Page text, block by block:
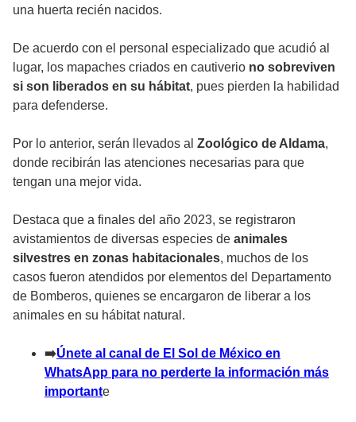
una huerta recién nacidos.
De acuerdo con el personal especializado que acudió al
lugar, los mapaches criados en cautiverio no sobreviven
si son liberados en su hábitat, pues pierden la habilidad
para defenderse.
Por lo anterior, serán llevados al Zoológico de Aldama,
donde recibirán las atenciones necesarias para que
tengan una mejor vida.
Destaca que a finales del año 2023, se registraron
avistamientos de diversas especies de animales
silvestres en zonas habitacionales, muchos de los
casos fueron atendidos por elementos del Departamento
de Bomberos, quienes se encargaron de liberar a los
animales en su hábitat natural.
➡️Únete al canal de El Sol de México en
WhatsApp para no perderte la información más
importante